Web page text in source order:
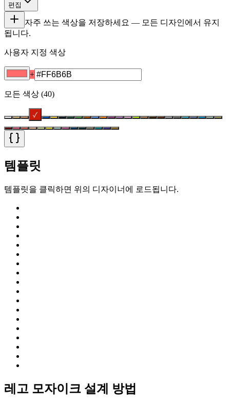
편집
자주 쓰는 색상을 저장하세요 — 모든 디자인에서 유지
됩니다.
사용자 지정 색상
+
모든 색상 (40)
✓
템플릿
템플릿을 클릭하면 위의 디자이너에 로드됩니다.
레고 모자이크 설계 방법